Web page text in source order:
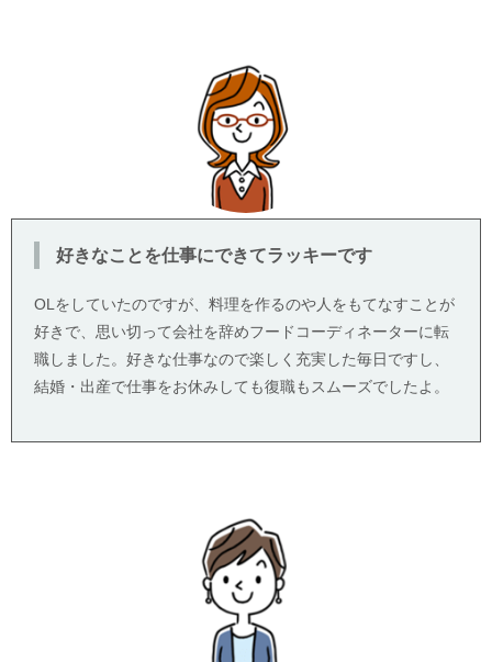
好きなことを仕事にできてラッキーです
OLをしていたのですが、料理を作るのや人をもてなすことが
好きで、思い切って会社を辞めフードコーディネーターに転
職しました。好きな仕事なので楽しく充実した毎日ですし、
結婚・出産で仕事をお休みしても復職もスムーズでしたよ。